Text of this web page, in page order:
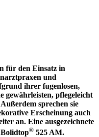
für den Einsatz in
und
ihrer fugenlosen,
gewährleisten, pflegeleicht
sprechen sie
Erscheinung auch
an. Eine ausgezeichnete
Bolidtop® 525 AM.